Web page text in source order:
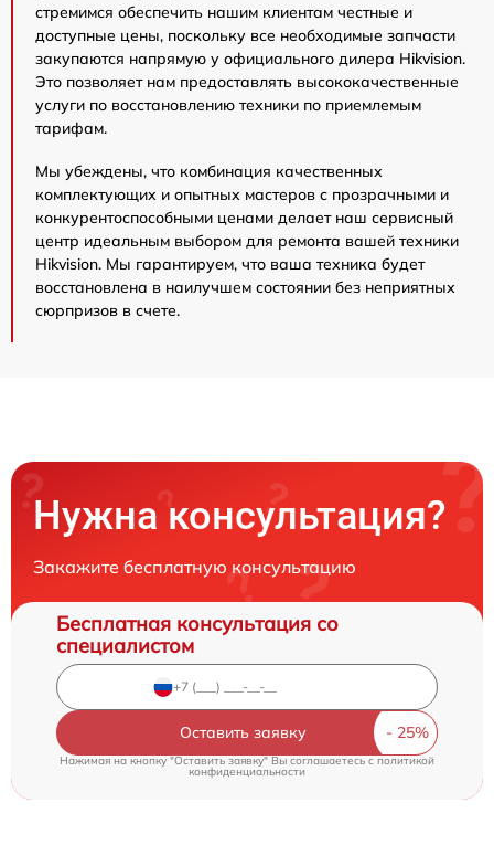
стремимся обеспечить нашим клиентам честные и
доступные цены, поскольку все необходимые запчасти
закупаются напрямую у официального дилера Hikvision.
Это позволяет нам предоставлять высококачественные
услуги по восстановлению техники по приемлемым
тарифам.
Мы убеждены, что комбинация качественных
комплектующих и опытных мастеров с прозрачными и
конкурентоспособными ценами делает наш сервисный
центр идеальным выбором для ремонта вашей техники
Hikvision. Мы гарантируем, что ваша техника будет
восстановлена в наилучшем состоянии без неприятных
сюрпризов в счете.
Нужна консультация?
Закажите бесплатную консультацию
Бесплатная консультация со
специалистом
Оставить заявку
Нажимая на кнопку "Оставить заявку" Вы соглашаетесь cполитикой
конфиденциальности